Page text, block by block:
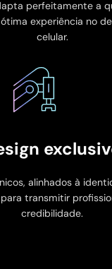
perfeitamente a
experiência no
celular.
alinhados à
transmitir
credibilidade.